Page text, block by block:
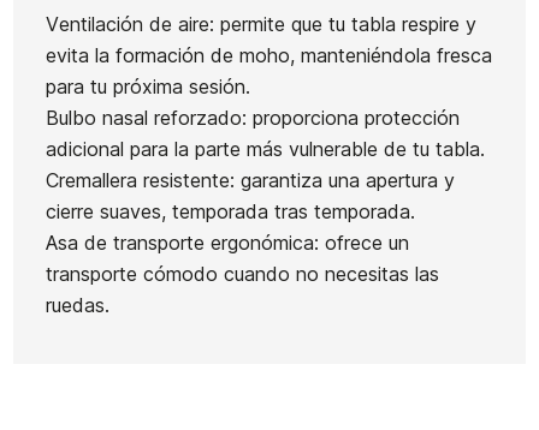
Ventilación de aire: permite que tu tabla respire y
evita la formación de moho, manteniéndola fresca
para tu próxima sesión.
Bulbo nasal reforzado: proporciona protección
adicional para la parte más vulnerable de tu tabla.
Cremallera resistente: garantiza una apertura y
cierre suaves, temporada tras temporada.
Asa de transporte ergonómica: ofrece un
transporte cómodo cuando no necesitas las
ruedas.